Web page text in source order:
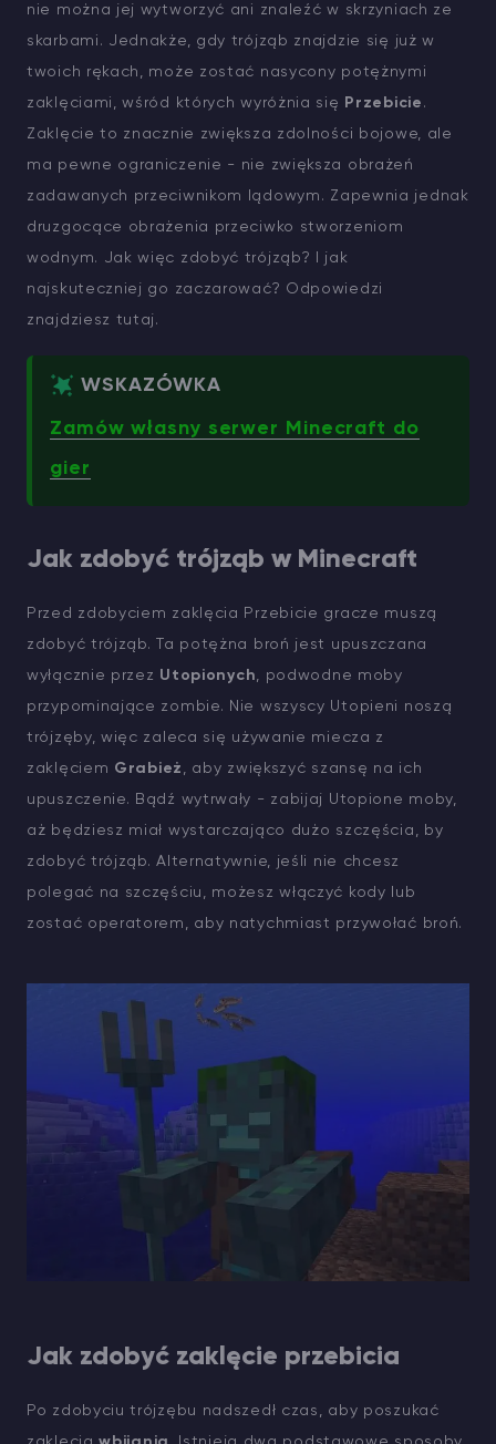
nie można jej wytworzyć ani znaleźć w skrzyniach ze
skarbami. Jednakże, gdy trójząb znajdzie się już w
twoich rękach, może zostać nasycony potężnymi
zaklęciami, wśród których wyróżnia się
Przebicie .
Zaklęcie to znacznie zwiększa zdolności bojowe, ale
ma pewne ograniczenie - nie zwiększa obrażeń
zadawanych przeciwnikom lądowym. Zapewnia jednak
druzgocące obrażenia przeciwko stworzeniom
wodnym. Jak więc zdobyć trójząb? I jak
najskuteczniej go zaczarować? Odpowiedzi
znajdziesz tutaj.
WSKAZÓWKA
Zamów własny serwer Minecraft do
gier
Jak zdobyć trójząb w Minecraft
Przed zdobyciem zaklęcia Przebicie gracze muszą
zdobyć trójząb. Ta potężna broń jest upuszczana
wyłącznie przez Utopionych , podwodne moby
przypominające zombie. Nie wszyscy Utopieni noszą
trójzęby, więc zaleca się używanie miecza z
zaklęciem Grabież
, aby zwiększyć szansę na ich
upuszczenie. Bądź wytrwały - zabijaj Utopione moby,
aż będziesz miał wystarczająco dużo szczęścia, by
zdobyć trójząb. Alternatywnie, jeśli nie chcesz
polegać na szczęściu, możesz włączyć kody lub
zostać operatorem, aby natychmiast przywołać broń.
Jak zdobyć zaklęcie przebicia
Po zdobyciu trójzębu nadszedł czas, aby poszukać